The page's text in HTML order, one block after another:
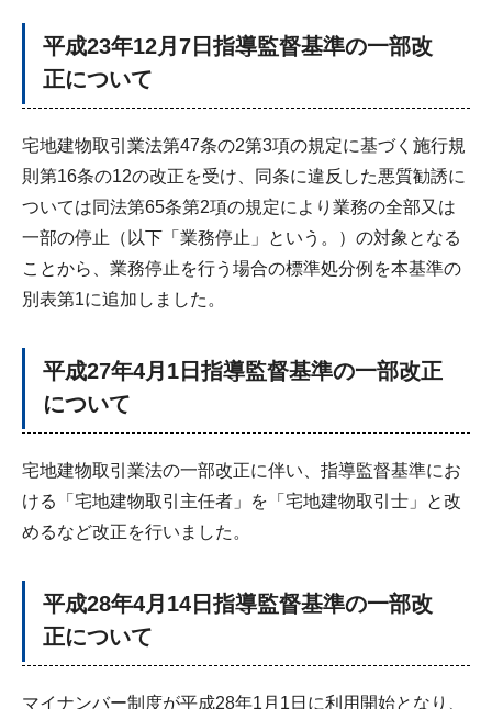
平成23年12月7日指導監督基準の一部改
正について
宅地建物取引業法第47条の2第3項の規定に基づく施行規
則第16条の12の改正を受け、同条に違反した悪質勧誘に
ついては同法第65条第2項の規定により業務の全部又は
一部の停止（以下「業務停止」という。）の対象となる
ことから、業務停止を行う場合の標準処分例を本基準の
別表第1に追加しました。
平成27年4月1日指導監督基準の一部改正
について
宅地建物取引業法の一部改正に伴い、指導監督基準にお
ける「宅地建物取引主任者」を「宅地建物取引士」と改
めるなど改正を行いました。
平成28年4月14日指導監督基準の一部改
正について
マイナンバー制度が平成28年1月1日に利用開始となり、